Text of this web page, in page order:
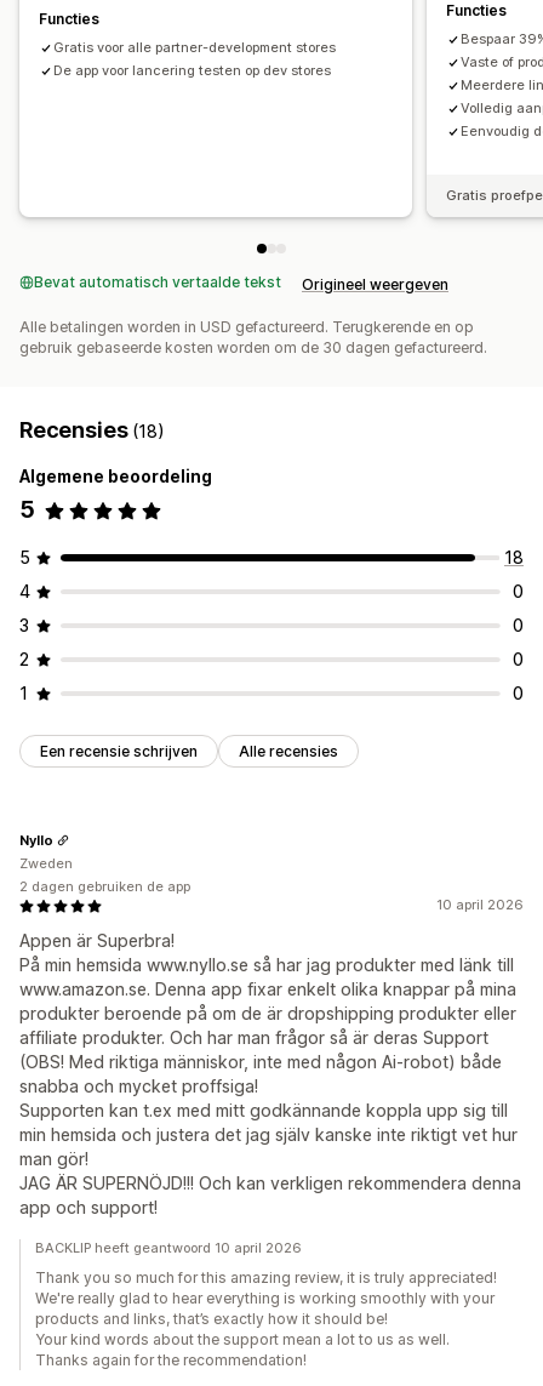
Pictogrampositie
Handmatige positionering Automatische positionering
Productpagina's
Functies
Gratis voor alle partner-development stores
De app voor lancering testen op dev stores
Functies
Bespaar
Vaste of
Meerdere
Volledig
Eenvoudig
Gratis
Bevat automatisch vertaalde tekst Origineel weergeven
Alle betalingen worden in USD gefactureerd. Terugkerende en op
gebruik gebaseerde kosten worden om de 30 dagen gefactureerd.
Recensies (18)
Algemene beoordeling
5
5
18
4
0
3
0
2
0
1
0
Een recensie schrijven Alle recensies
10 april 2026
Appen är Superbra!
På min hemsida www.nyllo.se så har jag produkter med länk till
www.amazon.se. Denna app fixar enkelt olika knappar på mina
produkter beroende på om de är dropshipping produkter eller
affiliate produkter. Och har man frågor så är deras Support
(OBS! Med riktiga människor, inte med någon Ai-robot) både
snabba och mycket proffsiga!
Supporten kan t.ex med mitt godkännande koppla upp sig till
min hemsida och justera det jag själv kanske inte riktigt vet hur
man gör!
JAG ÄR SUPERNÖJD!!! Och kan verkligen rekommendera denna
app och support!
Nyllo
Zweden
2 dagen gebruiken de app
BACKLIP heeft geantwoord 10 april 2026
Thank you so much for this amazing review, it is truly appreciated!
We're really glad to hear everything is working smoothly with your
products and links, that’s exactly how it should be!
Your kind words about the support mean a lot to us as well.
Thanks again for the recommendation!